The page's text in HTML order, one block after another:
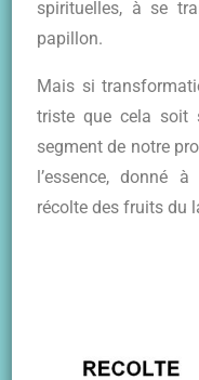
spirituelles, à se
papillon.
Mais si
triste que cela soit
segment de notre
l’essence, donné
récolte des fruits du